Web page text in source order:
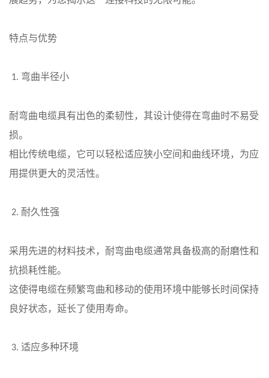
特点与优势
1. 弯曲半径小
耐弯曲电缆具有出色的柔韧性，其设计使得在弯曲时不易受
损。
相比传统电缆，它可以轻松适应狭小空间和曲线环境，为应
用提供更大的灵活性。
2. 耐久性强
采用先进的材料技术，耐弯曲电缆通常具备极高的耐磨性和
抗损耗性能。
这使得电缆在频繁弯曲和移动的使用环境中能够长时间保持
良好状态，延长了使用寿命。
3. 适应多种环境